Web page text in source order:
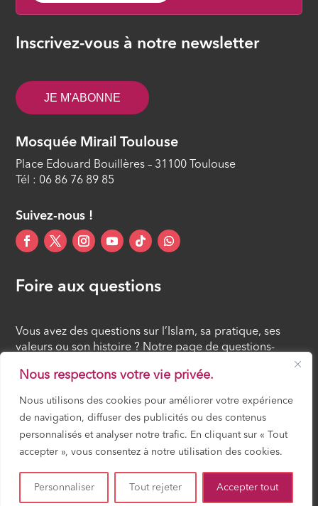
Nous respectons votre vie privée.
Nous utilisons des cookies pour améliorer votre expérience
de navigation, diffuser des publicités ou des contenus
personnalisés et analyser notre trafic. En cliquant sur « Tout
accepter », vous consentez à notre utilisation des cookies.
Personnaliser Tout rejeter Accepter tout
ÉPISODE 11
Inscrivez-vous à notre newsletter
JE M'ABONNE
Mosquée Mirail Toulouse
Place Edouard Bouillères – 31100 Toulouse
Tél : 06 86 76 89 85
Suivez-nous !
Foire aux questions
Vous avez des questions sur l’Islam, sa pratique, ses
valeurs ou son histoire ? Notre page de questions-
réponses rassemble des réponses claires et accessibles
à tous, croyants ou simples curieux.
FOIRE AUX QUESTIONS